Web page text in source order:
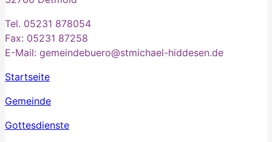
Tel. 05231 878054
Fax: 05231 87258
E-Mail: gemeindebuero@stmichael-hiddesen.de
Startseite
Gemeinde
Gottesdienste